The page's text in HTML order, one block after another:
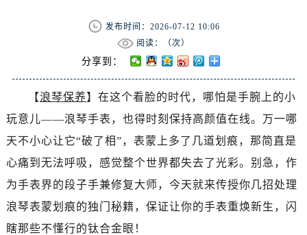
济南市历下区经十路11111号华润中心写字楼（万象城）15层1508室（需提前预约）
广州市天河区天河路230号万菱汇国际中心写字楼A塔7层704室（需提前预约）
广州市越秀区环市东路371-375号世界贸易中心大厦南塔写字楼15层07室（需提前预约）
深圳市罗湖区深南东路5001号华润大厦写字楼17层1701室（需提前预约）
惠州市惠城区江北文昌一路7号华贸大厦写字楼1座30层05室（需提前预约）
成都市锦江区人民东路6号SAC东原中心写字楼24层2406B室（需提前预约）
发布时间：2026-07-12 10:06
阅读：（次）
分享到：
【浪琴保养】在这个看脸的时代，哪怕是手腕上的小
玩意儿——浪琴手表，也得时刻保持高颜值在线。万一哪
天不小心让它“破了相”，表蒙上多了几道划痕，那简直是
心痛到无法呼吸，感觉整个世界都失去了光彩。别急，作
为手表界的段子手兼修复大师，今天就来传授你几招处理
浪琴表蒙划痕的独门秘籍，保证让你的手表重焕新生，闪
瞎那些不懂行的钛合金眼！